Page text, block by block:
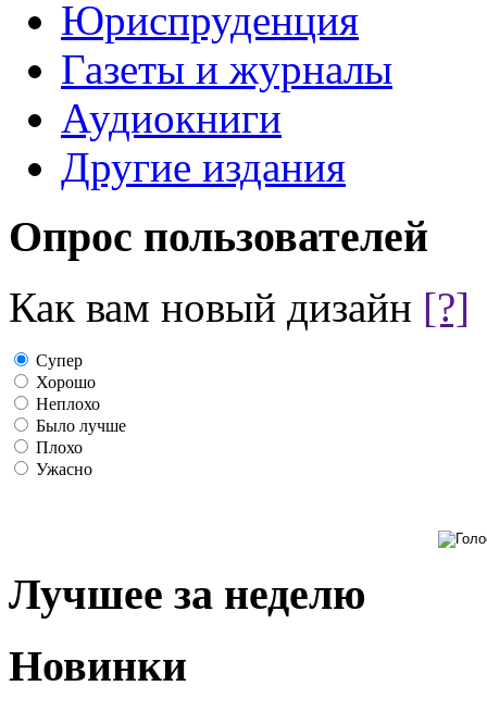
Юриспруденция
Газеты и журналы
Аудиокниги
Другие издания
Опрос пользователей
Как вам новый дизайн [?]
Супер
Хорошо
Неплохо
Было лучше
Плохо
Ужасно
Лучшее за неделю
Новинки